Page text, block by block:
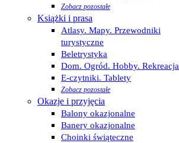
Zobacz pozostałe
Książki i prasa
Atlasy. Mapy. Przewodniki
turystyczne
Beletrystyka
Dom. Ogród. Hobby. Rekreacja
E-czytniki. Tablety
Zobacz pozostałe
Okazje i przyjęcia
Balony okazjonalne
Banery okazjonalne
Choinki świąteczne